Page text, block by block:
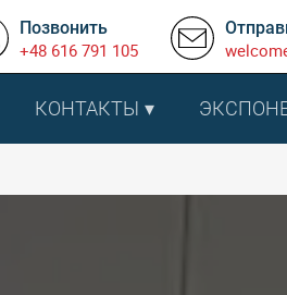
Позвонить
+48 616 791 105
КОНТАКТЫ